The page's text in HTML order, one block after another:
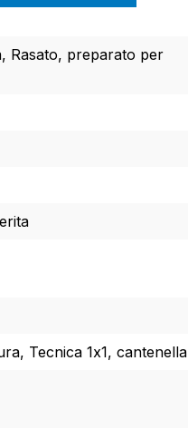
Rasato, preparato per
Tecnica 1x1, cantenella